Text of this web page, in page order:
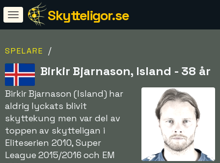
Skytteligor.se
SPELARE /
Birkir Bjarnason, Island - 38 år
Birkir Bjarnason (Island) har
aldrig lyckats blivit
skyttekung men var del av
toppen av skytteligan i
Eliteserien 2010, Super
League 2015/2016 och EM